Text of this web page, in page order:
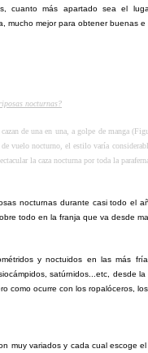
cuanto más apartado sea el
mucho mejor para obtener buenas e
nocturnas?
de una en una, a golpe de manga
vuelo nocturno, el estilo varía
la caza nocturna por toda la
nocturnas durante casi todo el
todo en la franja que va desde
y noctuidos en las más
satúrnidos...etc, desde
como ocurre con los ropalóceros,
muy variados y cada cual escoge